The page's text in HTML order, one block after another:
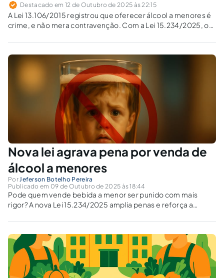
Destacado em 12 de Outubro de 2025 às 22:15
A Lei 13.106/2015 registrou que oferecer álcool a menores é
crime, e não mera contravenção. Com a Lei 15.234/2025, o
Nova lei agrava pena por venda de
álcool a menores
PorJeferson Botelho Pereira
Publicado em 09 de Outubro de 2025 às 18:44
Pode quem vende bebida a menor ser punido com mais
rigor? A nova Lei 15.234/2025 amplia penas e reforça a